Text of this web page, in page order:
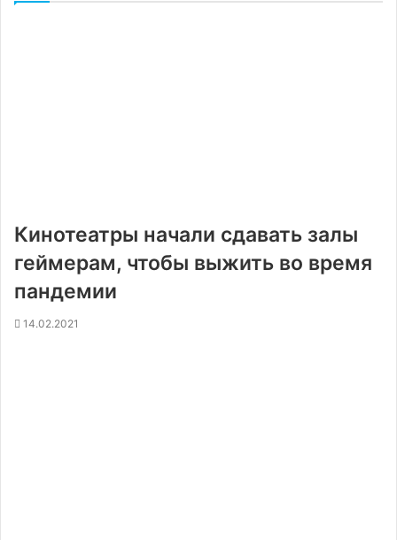
Кинотеатры начали сдавать залы
геймерам, чтобы выжить во время
пандемии
14.02.2021